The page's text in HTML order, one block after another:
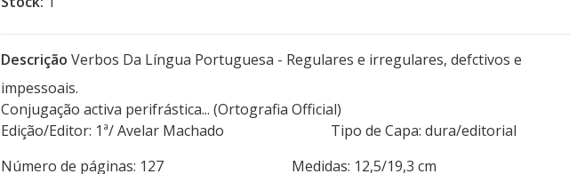
Descrição Verbos Da Língua Portuguesa - Regulares e irregulares, defctivos e
impessoais.
Conjugação activa perifrástica... (Ortografia Official)
Edição/Editor: 1ª/ Avelar Machado Tipo de Capa: dura/editorial
Número de páginas: 127 Medidas: 12,5/19,3 cm